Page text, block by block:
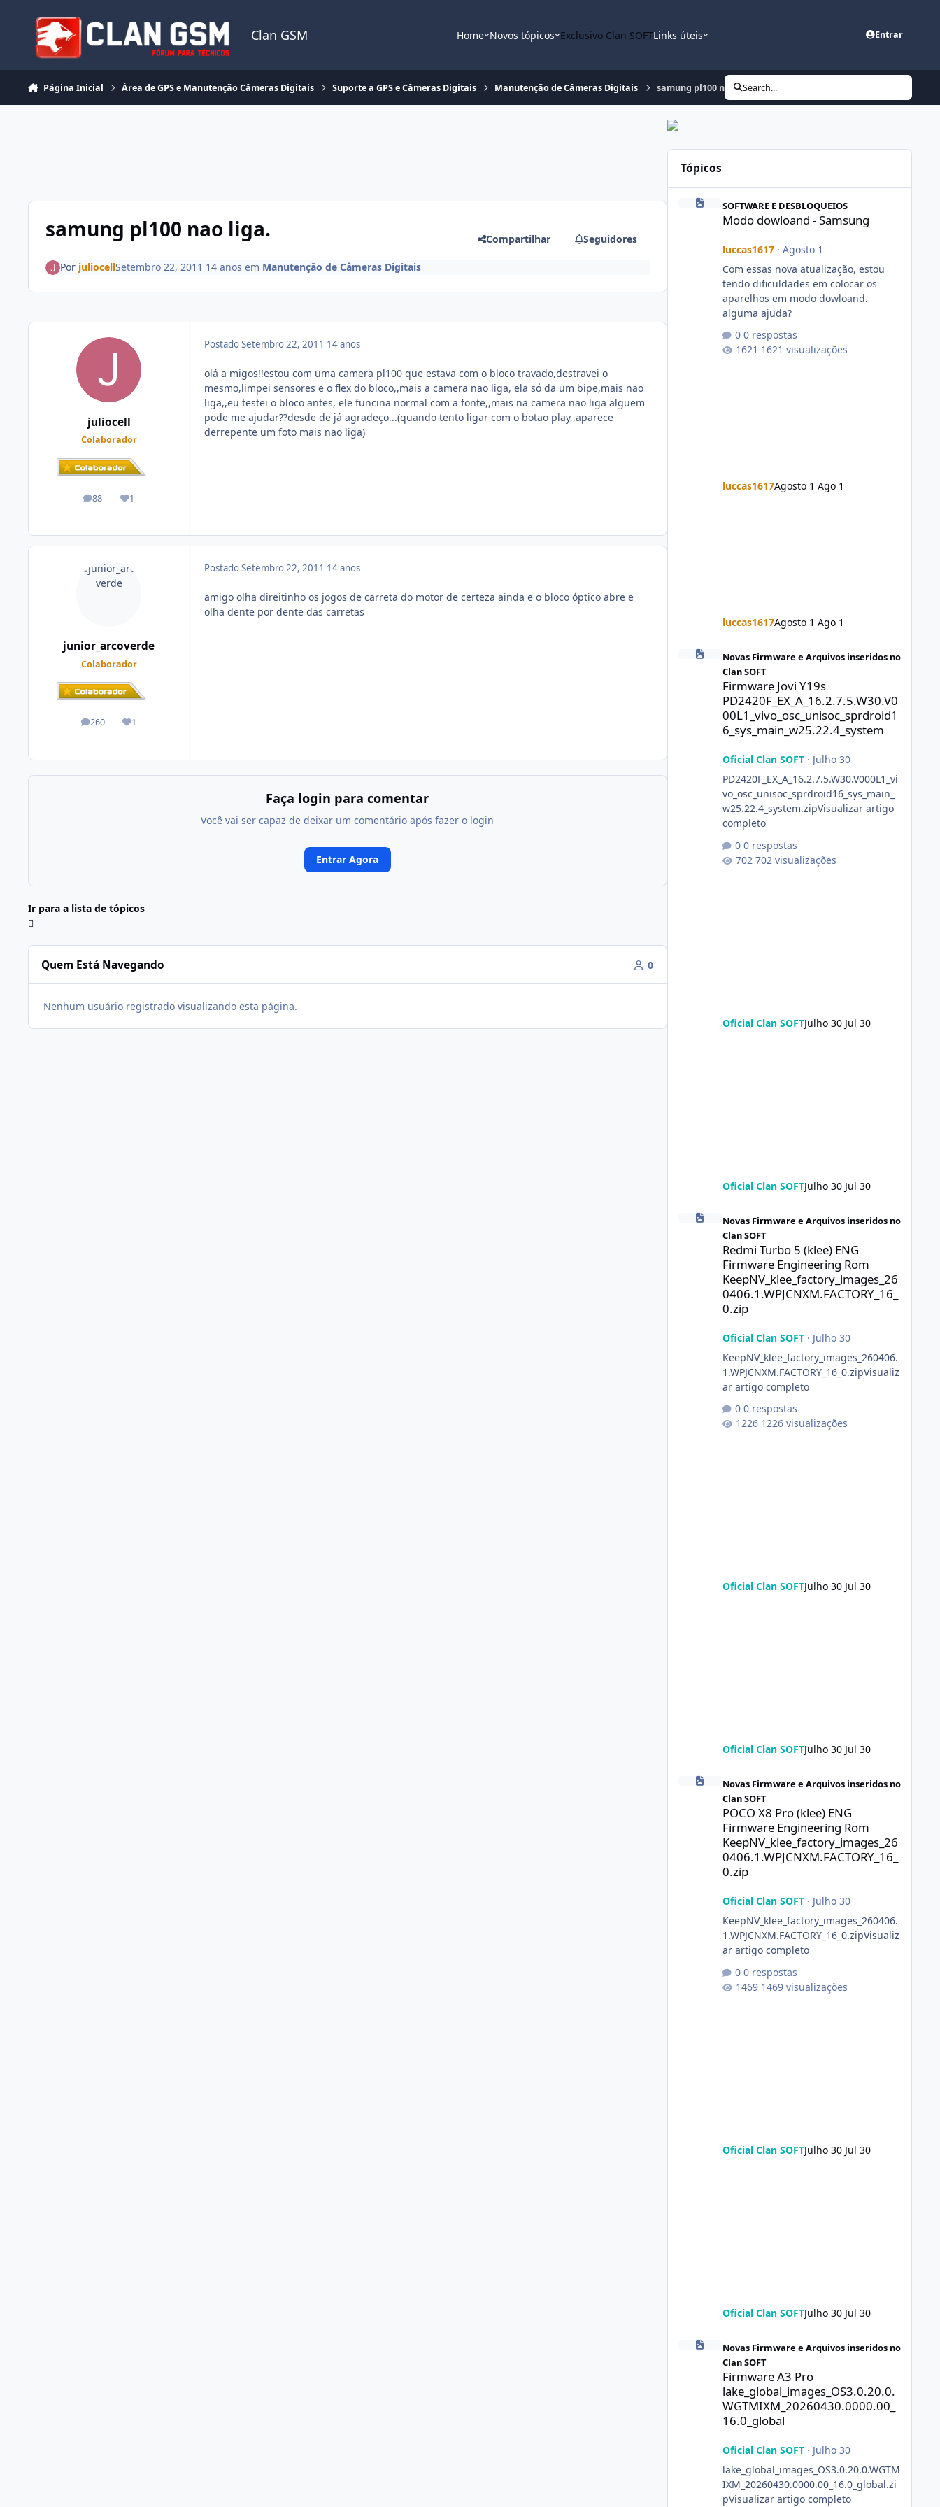
Clan GSM Home Novos tópicos Exclusivo Clan SOFTLinks úteis Entrar
Página Inicial Área de GPS e Manutenção Câmeras Digitais Suporte a GPS e Câmeras Digitais Manutenção de Câmeras Digitais samung pl100 nao liga.Search...
samung pl100 nao liga. Compartilhar Seguidores
Por juliocellSetembro 22, 2011 14 anos em Manutenção de Câmeras Digitais
juliocell
Colaborador
88
posts 1
Reputação
PostadoSetembro 22, 2011 14 anos
olá a migos!!estou com uma camera pl100 que estava com o bloco travado,destravei o
mesmo,limpei sensores e o flex do bloco,,mais a camera nao liga, ela só da um bipe,mais nao
liga,,eu testei o bloco antes, ele funcina normal com a fonte,,mais na camera nao liga alguem
pode me ajudar??desde de já agradeço...(quando tento ligar com o botao play,,aparece
derrepente um foto mais nao liga)
junior_arcoverde
Colaborador
260
posts 1
Reputação
PostadoSetembro 22, 2011 14 anos
amigo olha direitinho os jogos de carreta do motor de certeza ainda e o bloco óptico abre e
olha dente por dente das carretas
Faça login para comentar
Você vai ser capaz de deixar um comentário após fazer o login
Entrar Agora
Ir para a lista de tópicos
Quem Está Navegando 0
Nenhum usuário registrado visualizando esta página.
Tópicos
SOFTWARE E DESBLOQUEIOS
Modo dowloand - Samsung
luccas1617· Agosto 1
Com essas nova atualização, estou
tendo dificuldades em colocar os
aparelhos em modo dowloand.
alguma ajuda?
0 respostas
1621 visualizações
luccas1617Agosto 1 Ago 1
luccas1617Agosto 1 Ago 1
Firmware Jovi Y19s
Novas Firmware e Arquivos inseridos no
Clan SOFT
Firmware Jovi Y19s
PD2420F_EX_A_16.2.7.5.W30.V0
00L1_vivo_osc_unisoc_sprdroid1
6_sys_main_w25.22.4_system
Oficial Clan SOFT· Julho 30
PD2420F_EX_A_16.2.7.5.W30.V000L1_vi
vo_osc_unisoc_sprdroid16_sys_main_
w25.22.4_system.zipVisualizar artigo
completo
0 respostas
702 visualizações
Oficial Clan SOFTJulho 30 Jul 30
Oficial Clan SOFTJulho 30 Jul 30
Novas Firmware e Arquivos inseridos no
Clan SOFT
Redmi Turbo 5 (klee) ENG
Firmware Engineering Rom
KeepNV_klee_factory_images_26
0406.1.WPJCNXM.FACTORY_16_
0.zip
Oficial Clan SOFT· Julho 30
KeepNV_klee_factory_images_260406.
1.WPJCNXM.FACTORY_16_0.zipVisualiz
ar artigo completo
0 respostas
1226 visualizações
Oficial Clan SOFTJulho 30 Jul 30
Oficial Clan SOFTJulho 30 Jul 30
POCO X8 Pro (klee) ENG Firmware Engineering Rom
Novas Firmware e Arquivos inseridos no
Clan SOFT
POCO X8 Pro (klee) ENG
Firmware Engineering Rom
KeepNV_klee_factory_images_26
0406.1.WPJCNXM.FACTORY_16_
0.zip
Oficial Clan SOFT· Julho 30
KeepNV_klee_factory_images_260406.
1.WPJCNXM.FACTORY_16_0.zipVisualiz
ar artigo completo
0 respostas
1469 visualizações
Oficial Clan SOFTJulho 30 Jul 30
Oficial Clan SOFTJulho 30 Jul 30
Novas Firmware e Arquivos inseridos no
Clan SOFT
Firmware A3 Pro
lake_global_images_OS3.0.20.0.
WGTMIXM_20260430.0000.00_
16.0_global
Oficial Clan SOFT· Julho 30
lake_global_images_OS3.0.20.0.WGTM
IXM_20260430.0000.00_16.0_global.zi
pVisualizar artigo completo